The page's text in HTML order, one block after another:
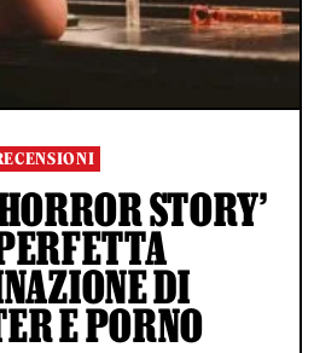
STORY’
DI
E PORNO